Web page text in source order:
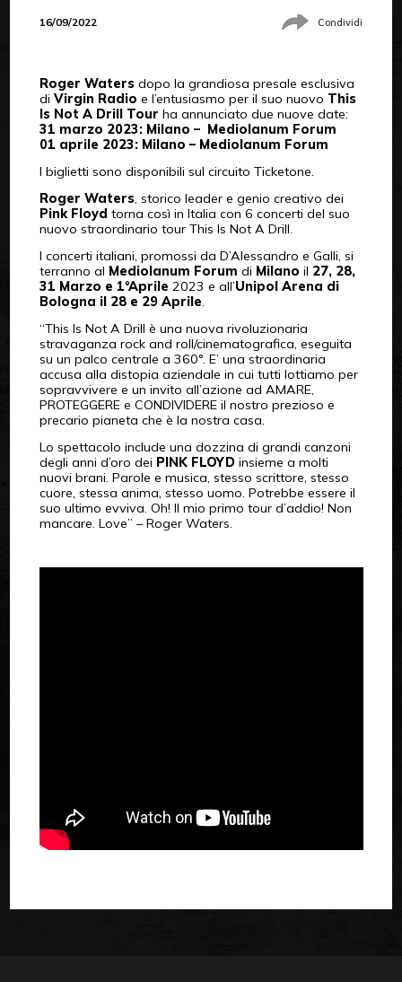
16/09/2022 Condividi
Roger Watersdopo la grandiosa presale esclusiva
di Virgin Radio e l’entusiasmo per il suo nuovo This
Is Not A Drill Tour ha annunciato due nuove date:
31 marzo 2023: Milano – Mediolanum Forum
01 aprile 2023: Milano – Mediolanum Forum
I biglietti sono disponibili sul circuito Ticketone.
Roger Waters, storico leader e genio creativo dei
Pink Floyd torna così in Italia con 6 concerti del suo
nuovo straordinario tour This Is Not A Drill.
I concerti italiani, promossi da D’Alessandro e Galli, si
terranno al Mediolanum Forum di Milano il 27, 28,
31 Marzo e 1°Aprile 2023 e all’Unipol Arena di
Bologna il 28 e 29 Aprile.
“This Is Not A Drill è una nuova rivoluzionaria
stravaganza rock and roll/cinematografica, eseguita
su un palco centrale a 360°. E’ una straordinaria
accusa alla distopia aziendale in cui tutti lottiamo per
sopravvivere e un invito all’azione ad AMARE,
PROTEGGERE e CONDIVIDERE il nostro prezioso e
precario pianeta che è la nostra casa.
Lo spettacolo include una dozzina di grandi canzoni
degli anni d’oro dei PINK FLOYDinsieme a molti
nuovi brani. Parole e musica, stesso scrittore, stesso
cuore, stessa anima, stesso uomo. Potrebbe essere il
suo ultimo evviva. Oh! Il mio primo tour d’addio! Non
mancare. Love” – Roger Waters.